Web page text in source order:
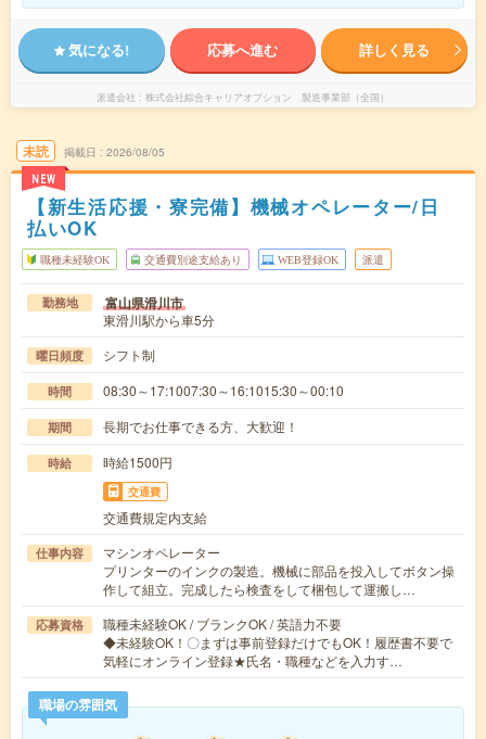
気になる! 応募へ進む 詳しく見る
派遣会社 株式会社綜合キャリアオプション 製造事業部（全国）
未読
NEW
掲載日 2026/08/05
【新生活応援・寮完備】機械オペレーター/日
払いOK
職種未経験OK 交通費別途支給あり WEB登録OK 派遣
勤務地 富山県滑川市
東滑川駅から車5分
曜日頻度 シフト制
時間 08:30～17:1007:30～16:1015:30～00:10
期間 長期でお仕事できる方、大歓迎！
時給 時給1500円
交通費
交通費規定内支給
仕事内容
マシンオペレーター
プリンターのインクの製造。機械に部品を投入してボタン操
作して組立。完成したら検査をして梱包して運搬し…
応募資格
職種未経験OK / ブランクOK / 英語力不要
◆未経験OK！〇まずは事前登録だけでもOK！履歴書不要で
気軽にオンライン登録★氏名・職種などを入力す…
職場の雰囲気